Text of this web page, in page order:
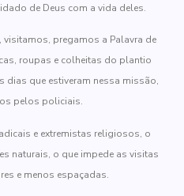
de Deus com a vida deles.
pregamos a Palavra de
roupas e colheitas do plantio
dias que estiveram nessa missão,
pelos policiais.
e extremistas religiosos, o
naturais, o que impede as visitas
e menos espaçadas.